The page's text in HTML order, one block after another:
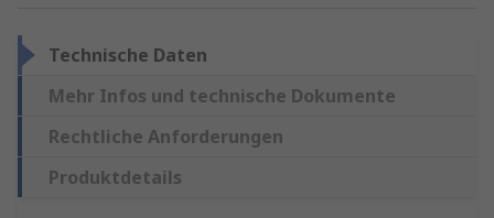
Technische Daten
Mehr Infos und technische Dokumente
Rechtliche Anforderungen
Produktdetails